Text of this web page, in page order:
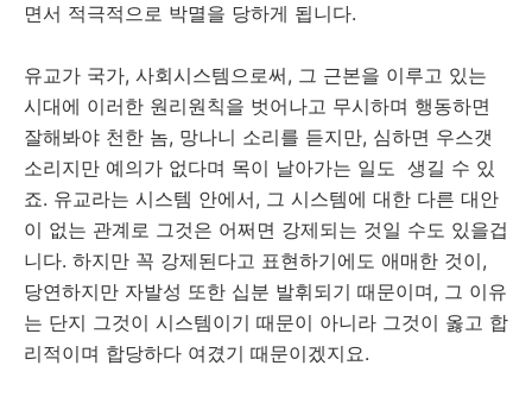
면서 적극적으로 박멸을 당하게 됩니다.
유교가 국가, 사회시스템으로써, 그 근본을 이루고 있는
시대에 이러한 원리원칙을 벗어나고 무시하며 행동하면
잘해봐야 천한 놈, 망나니 소리를 듣지만, 심하면 우스갯
소리지만 예의가 없다며 목이 날아가는 일도 생길 수 있
죠. 유교라는 시스템 안에서, 그 시스템에 대한 다른 대안
이 없는 관계로 그것은 어쩌면 강제되는 것일 수도 있을겁
니다. 하지만 꼭 강제된다고 표현하기에도 애매한 것이,
당연하지만 자발성 또한 십분 발휘되기 때문이며, 그 이유
는 단지 그것이 시스템이기 때문이 아니라 그것이 옳고 합
리적이며 합당하다 여겼기 때문이겠지요.